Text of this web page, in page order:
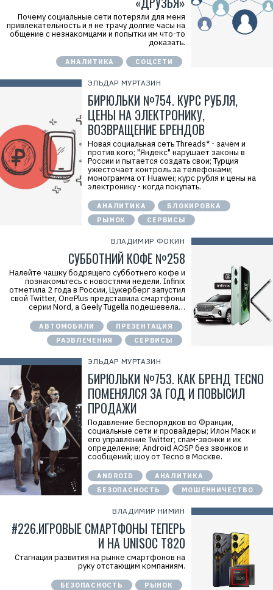
Почему социальные сети потеряли для меня
привлекательность и я не трачу долгие часы на
общение с незнакомцами и попытки им что-то
доказать.
АНАЛИТИКА СОЦСЕТИ
ЭЛЬДАР МУРТАЗИН
БИРЮЛЬКИ №754. КУРС РУБЛЯ,
ЦЕНЫ НА ЭЛЕКТРОНИКУ,
ВОЗВРАЩЕНИЕ БРЕНДОВ
Новая социальная сеть Threads* - зачем и
против кого; "Яндекс" нарушает законы в
России и пытается создать свои; Турция
ужесточает контроль за телефонами;
монограмма от Huawei; курс рубля и цены на
электронику - когда покупать.
АНАЛИТИКА
БЛОКИРОВКА
РЫНОК
СЕРВИСЫ
ВЛАДИМИР ФОКИН
СУББОТНИЙ КОФЕ №258
Налейте чашку бодрящего субботнего кофе и
познакомьтесь с новостями недели. Infinix
отметила 2 года в России, Цукерберг запустил
свой Twitter, OnePlus представила смартфоны
серии Nord, а Geely Tugella подешевела…
АВТОМОБИЛИ
ПРЕЗЕНТАЦИЯ
РАЗВЛЕЧЕНИЯ
СЕРВИСЫ
ЭЛЬДАР МУРТАЗИН
БИРЮЛЬКИ №753. КАК БРЕНД TECNO
ПОМЕНЯЛСЯ ЗА ГОД И ПОВЫСИЛ
ПРОДАЖИ
Подавление беспорядков во Франции,
социальные сети и провайдеры; Илон Маск и
его управление Twitter; спам-звонки и их
определение; Android AOSP без звонков и
сообщений; шоу от Tecno в Москве.
ANDROID
АНАЛИТИКА
БЕЗОПАСНОСТЬ
МОШЕННИЧЕСТВО
ВЛАДИМИР НИМИН
#226.ИГРОВЫЕ СМАРТФОНЫ ТЕПЕРЬ
И НА UNISOC T820
Стагнация развития на рынке смартфонов на
руку отстающим компаниям.
БЕЗОПАСНОСТЬ
РЫНОК